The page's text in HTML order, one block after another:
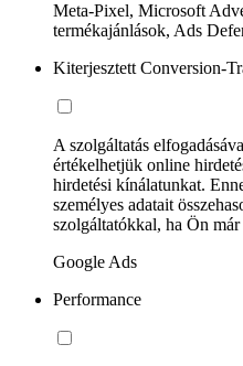
Meta-Pixel, Microsoft
termékajánlások, Ads
Kiterjesztett Conversion-
A szolgáltatás
értékelhetjük online
hirdetési kínálatunkat.
személyes adatait
szolgáltatókkal, ha Ön
Google Ads
Performance